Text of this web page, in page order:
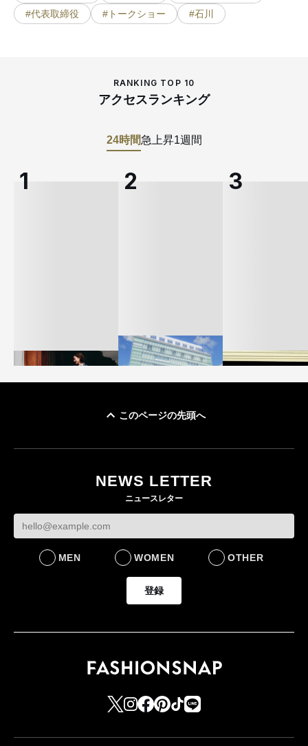
#代表取締役
#トークショー #石川
RANKING TOP 10
アクセスランキング
24時間急上昇1週間
ケットなど7型を発売
FASHION
FASHION
BUSINESS
このページの先頭へ
NEWS LETTER
ニュースレター
MEN WOMEN OTHER
登録